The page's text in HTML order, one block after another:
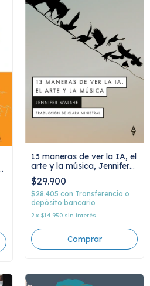
13 maneras de ver la IA, el
arte y la música, Jennifer
Walshe
$29.900
$28.405 con Transferencia o
depósito bancario
2 x $14.950 sin interés